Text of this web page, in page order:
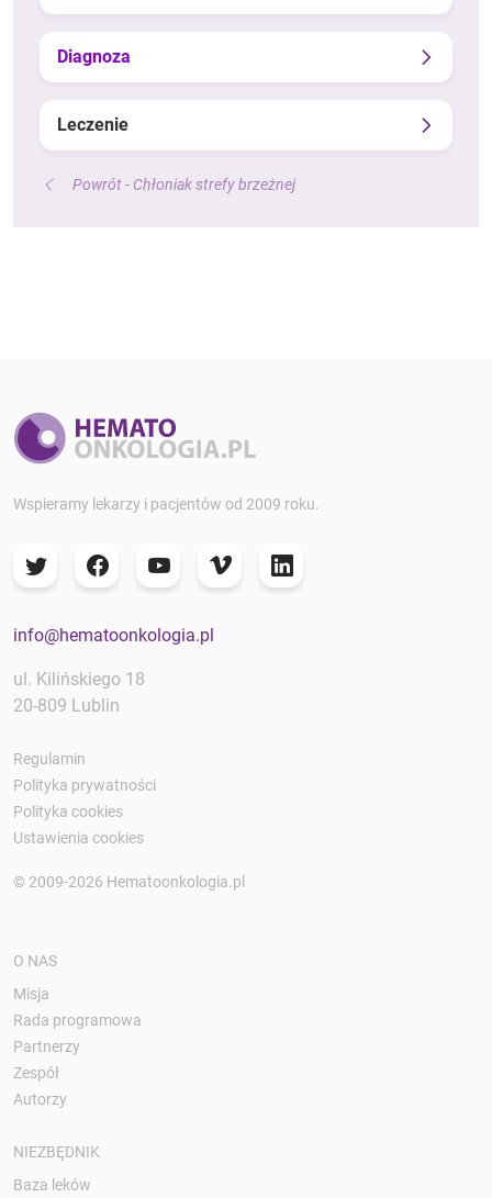
Diagnoza
Leczenie
Powrót - Chłoniak strefy brzeżnej
Wspieramy lekarzy i pacjentów od 2009 roku.
info@hematoonkologia.pl
ul. Kilińskiego 18
20-809 Lublin
Regulamin
Polityka prywatności
Polityka cookies
Ustawienia cookies
© 2009-2026 Hematoonkologia.pl
O NAS
Misja
Rada programowa
Partnerzy
Zespół
Autorzy
NIEZBĘDNIK
Baza leków